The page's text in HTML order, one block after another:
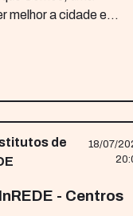
melhor a cidade e
Como
de
18/07/
- Centros